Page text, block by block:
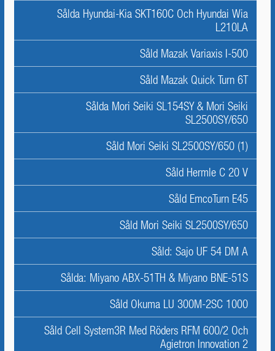
Sålda Hyundai-Kia SKT160C Och Hyundai Wia
L210LA
Såld Mazak Variaxis I-500
Såld Mazak Quick Turn 6T
Sålda Mori Seiki SL154SY & Mori Seiki
SL2500SY/650
Såld Mori Seiki SL2500SY/650 (1)
Såld Hermle C 20 V
Såld EmcoTurn E45
Såld Mori Seiki SL2500SY/650
Såld: Sajo UF 54 DM A
Sålda: Miyano ABX-51TH & Miyano BNE-51S
Såld Okuma LU 300M-2SC 1000
Såld Cell System3R Med Röders RFM 600/2 Och
Agietron Innovation 2